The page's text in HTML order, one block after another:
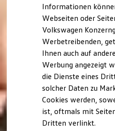
Lifestyle Shop
T-Roc Kollektion
Golf Kollektion
ID. Kollektion
Volkswagen
R-Kollektion
GTI Kollektion
Fußball Drop
we drive football
#wedriveproud
Besitzer und Service
Software Updates
Service und Ersatzteile
Informationen
Webseiten oder
Volkswagen
Werbetreibenden,
Ihnen auch auf
Werbung angezeigt
die Dienste eines
solcher Daten zu
Cookies werden,
ist, oftmals mit
Dritten verlinkt.